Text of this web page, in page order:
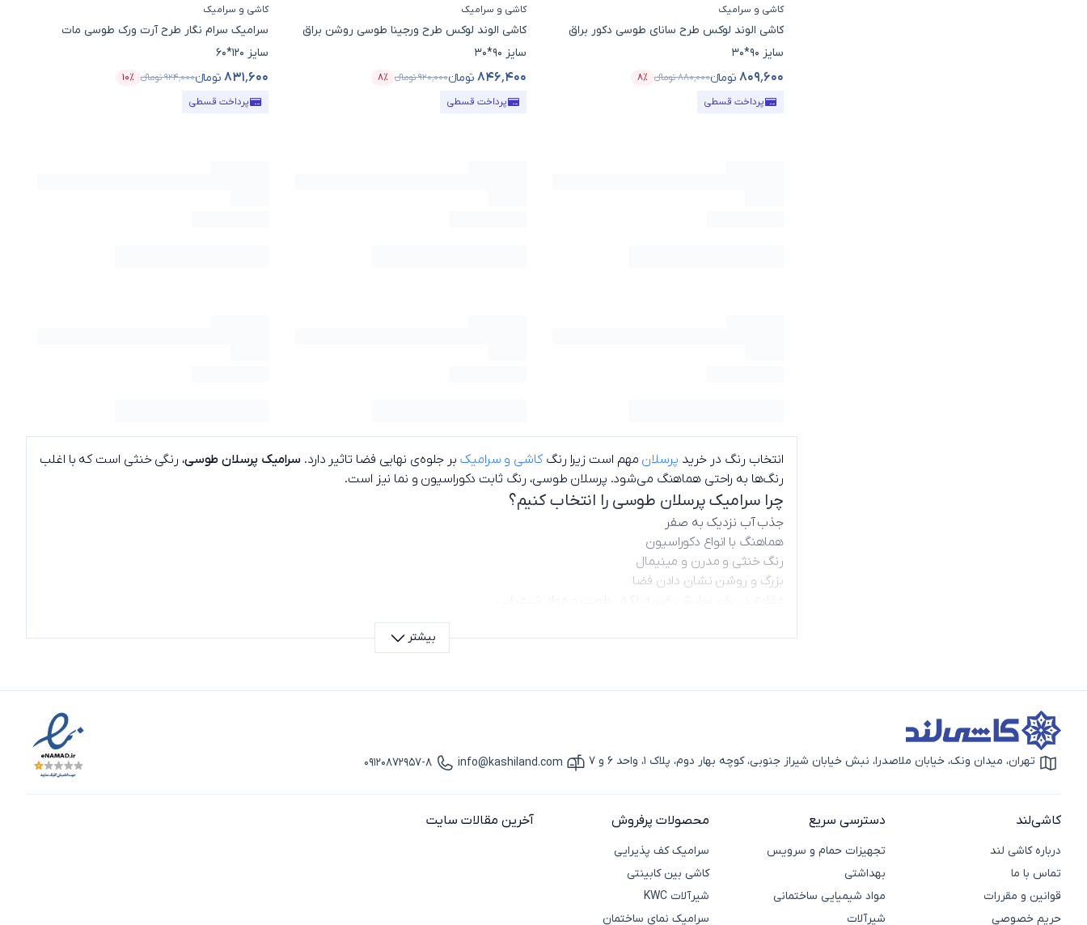
کاشی و سرامیک
کاشی الوند لوکس طرح سانای طوسی دکور براق
سایز 90*30
۸۰۹٬۶۰۰ تومانء۸۸۰٬۰۰۰تومانء
قیمت محصول
۸٪
درصد تخفیف
پرداخت قسطی
کاشی و سرامیک
کاشی الوند لوکس طرح ورجینا طوسی روشن براق
سایز 90*30
۸۴۶٬۴۰۰ تومانء۹۲۰٬۰۰۰تومانء
قیمت محصول
۸٪
درصد تخفیف
پرداخت قسطی
کاشی و سرامیک
سرامیک سرام نگار طرح آرت ورک طوسی مات
سایز 120*60
۸۳۱٬۶۰۰ تومانء۹۲۴٬۰۰۰تومانء
قیمت محصول
۱۰٪
درصد تخفیف
پرداخت قسطی
بیشتر
انتخاب رنگ در خرید پرسلان مهم است زیرا رنگ‌کاشی و سرامیکبر جلوه‌ی نهایی فضا تاثیر دارد. سرامیک پرسلان طوسی، رنگی خنثی است که با اغلب
رنگ‌ها به راحتی هماهنگ می‌شود. پرسلان طوسی، رنگ ثابت دکوراسیون و نما نیز است.
چرا سرامیک پرسلان طوسی را انتخاب کنیم؟
جذب آب نزدیک به صفر
هماهنگ با انواع دکوراسیون
رنگ خنثی و مدرن و مینیمال
بزرگ و روشن نشان دادن فضا
سرامیک پرسلان دیوار
حمام، دستشویی، آشپزخانه و دیوار تاکیدی (اکسنت وال)
فضاهای تجاری و اداری
آیکون نقشه
تهران، میدان ونک، خیابان ملاصدرا، نبش خیابان شیراز جنوبی، کوچه بهار دوم، پلاک 1، واحد 6 و 7
آیکون ایمیل
info@kashiland.com
آیکون تماس
09120872957-8
کاشی‌لند
درباره کاشی لند
تماس با ما
قوانین و مقررات
حریم خصوصی
دسترسی سریع
تجهیزات حمام و سرویس
بهداشتی
مواد شیمیایی ساختمانی
شیرآلات
محصولات پرفروش
سرامیک کف پذیرایی
کاشی بین کابینتی
شیرآلات KWC
سرامیک نمای ساختمان
آخرین مقالات سایت